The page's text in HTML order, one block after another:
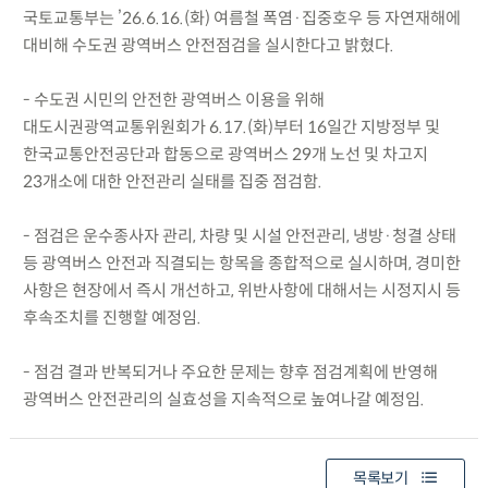
국토교통부는 ’26.6.16.(화) 여름철 폭염·집중호우 등 자연재해에
대비해 수도권 광역버스 안전점검을 실시한다고 밝혔다.
- 수도권 시민의 안전한 광역버스 이용을 위해
대도시권광역교통위원회가 6.17.(화)부터 16일간 지방정부 및
한국교통안전공단과 합동으로 광역버스 29개 노선 및 차고지
23개소에 대한 안전관리 실태를 집중 점검함.
- 점검은 운수종사자 관리, 차량 및 시설 안전관리, 냉방·청결 상태
등 광역버스 안전과 직결되는 항목을 종합적으로 실시하며, 경미한
사항은 현장에서 즉시 개선하고, 위반사항에 대해서는 시정지시 등
후속조치를 진행할 예정임.
- 점검 결과 반복되거나 주요한 문제는 향후 점검계획에 반영해
광역버스 안전관리의 실효성을 지속적으로 높여나갈 예정임.
목록보기